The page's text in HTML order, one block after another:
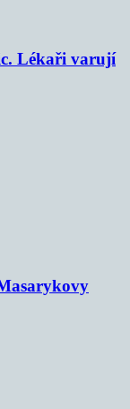
Lékaři varují